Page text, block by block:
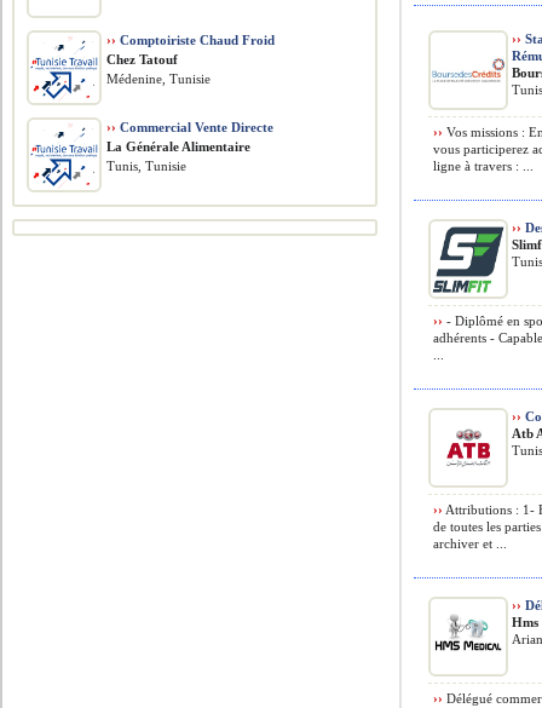
››
›› Vos missions :
vous participerez
ligne à travers : ...
››
›› - Diplômé en
adhérents -
››
Atb
›› Attributions : 1-
de toutes les
archiver et ...
››
Hms
›› Délégué
›› Comptoiriste Chaud Froid
Chez Tatouf
Médenine, Tunisie
›› Commercial Vente Directe
La Générale Alimentaire
Tunis, Tunisie